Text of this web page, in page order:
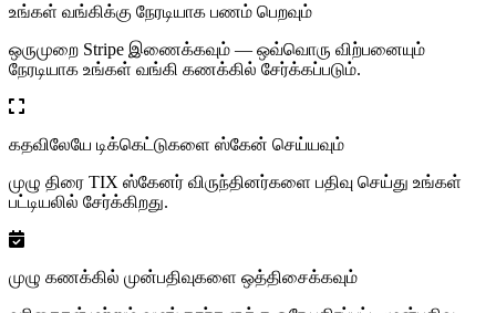
உங்கள் வங்கிக்கு நேரடியாக பணம் பெறவும்
ஒருமுறை Stripe இணைக்கவும் — ஒவ்வொரு விற்பனையும்
நேரடியாக உங்கள் வங்கி கணக்கில் சேர்க்கப்படும்.
கதவிலேயே டிக்கெட்டுகளை ஸ்கேன் செய்யவும்
முழு திரை TIX ஸ்கேனர் விருந்தினர்களை பதிவு செய்து உங்கள்
பட்டியலில் சேர்க்கிறது.
முழு கணக்கில் முன்பதிவுகளை ஒத்திசைக்கவும்